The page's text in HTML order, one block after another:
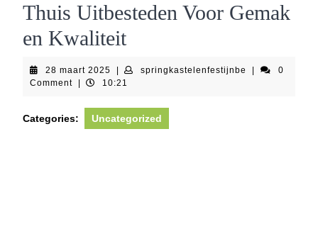
Thuis Uitbesteden Voor Gemak
en Kwaliteit
28 maart 2025 28
maart
springkastelenfestijnbe
0
Comment
10:21
Categories: Uncategorized